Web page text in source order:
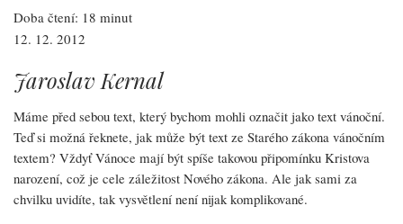
Doba čtení: 18 minut
12. 12. 2012
Jaroslav Kernal
Máme před sebou text, který bychom mohli označit jako text vánoční.
Teď si možná řeknete, jak může být text ze Starého zákona vánočním
textem? Vždyť Vánoce mají být spíše takovou připomínku Kristova
narození, což je cele záležitost Nového zákona. Ale jak sami za
chvilku uvidíte, tak vysvětlení není nijak komplikované.